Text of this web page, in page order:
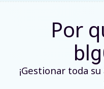
Por
blg
¡Gestionar toda